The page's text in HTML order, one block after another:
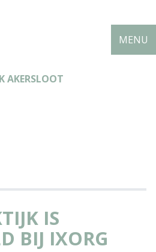
AKERSLOOT
MENU
IS
BIJ IXORG